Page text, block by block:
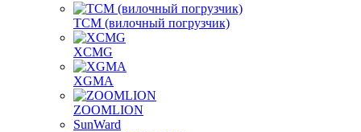
TCM (вилочный погрузчик)
XCMG
XGMA
ZOOMLION
SunWard